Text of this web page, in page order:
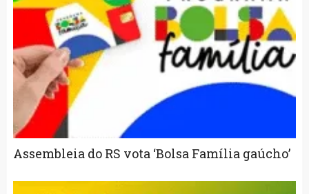
Assembleia do RS vota ‘Bolsa Família gaúcho’